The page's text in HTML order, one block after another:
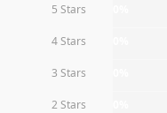
5 Stars
4 Stars
3 Stars
2 Stars